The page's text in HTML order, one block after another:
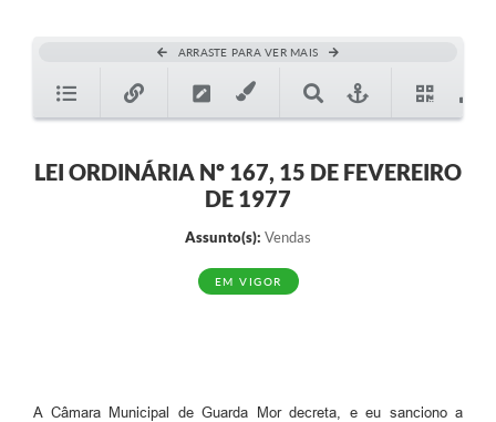
ARRASTE PARA VER MAIS
LEI ORDINÁRIA Nº 167, 15 DE FEVEREIRO
DE 1977
Assunto(s): Vendas
EM VIGOR
A Câmara Municipal de Guarda Mor decreta, e eu sanciono a